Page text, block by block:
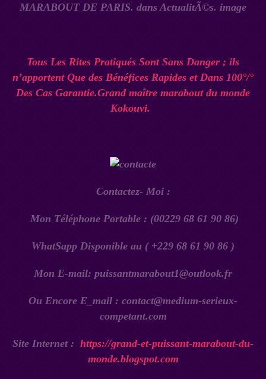
Tous Les Rites Pratiqués Sont Sans Danger ; ils
n’apportent Que des Bénéfices Rapides et Dans 100°/°
Des Cas Garantie.Grand maître marabout du monde
Kokouvi.
Contactez- Moi :
Mon Téléphone Portable : (00229 68 61 90 86)
WhatSapp Disponible au ( +229 68 61 90 86 )
Mon E-mail: puissantmarabout1@outlook.fr
Ou Encore E_mail : contact@medium-serieux-
competant.com
Site Internet : https://grand-et-puissant-marabout-du-
monde.blogspot.com